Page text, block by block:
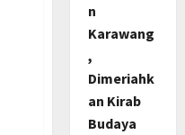
n
Karawang
,
Dimeriahk
an Kirab
Budaya